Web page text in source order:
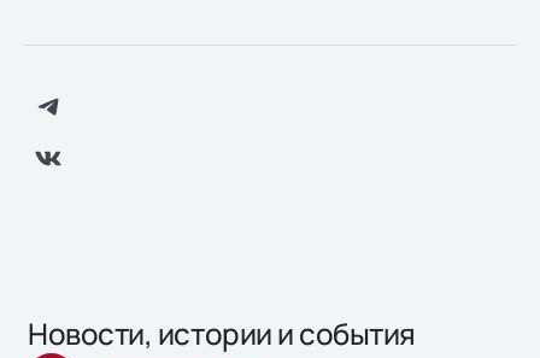
Новости, истории и события